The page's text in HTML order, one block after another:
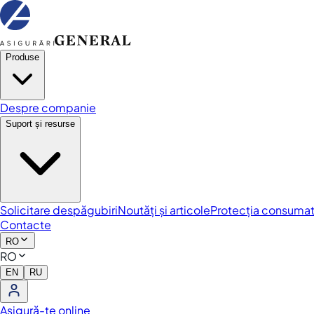
Produse
Despre companie
Suport și resurse
Solicitare despăgubiriNoutăți și articoleProtecția
Contacte
RO
RO
EN RU
Asigură-te online